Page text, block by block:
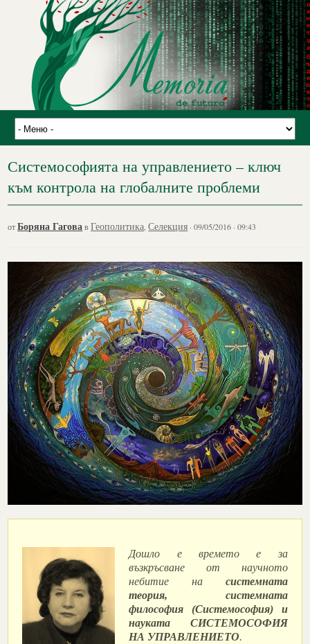
Системософията на управлението – ключ
към контрола на глобалните проблеми
отБоряна ГаговавГеополитика ,Селекция · 09/05/2016 · 09:43
Дошло е времето е за
възкръсване от научното
небитие на системната
теория, системната
философия (Системософия) и
науката
СИСТЕМОСОФИЯ
НА УПРАВЛЕНИЕТО.